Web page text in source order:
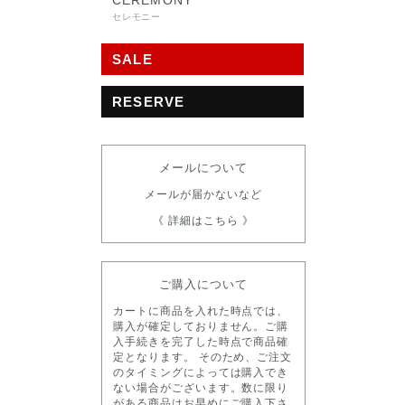
セレモニー
SALE
RESERVE
メールについて
メールが届かないなど
《 詳細はこちら 》
ご購入について
カートに商品を入れた時点では、
購入が確定しておりません。ご購
入手続きを完了した時点で商品確
定となります。 そのため、ご注文
のタイミングによっては購入でき
ない場合がございます。数に限り